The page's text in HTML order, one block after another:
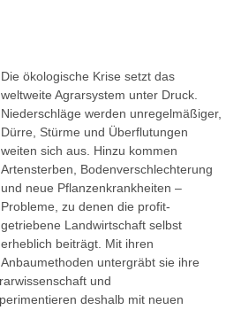
Die ökologische Krise setzt das
weltweite Agrarsystem unter Druck.
Niederschläge werden unregelmäßiger,
Dürre, Stürme und Überflutungen
weiten sich aus. Hinzu kommen
Artensterben, Bodenverschlechterung
und neue Pflanzenkrankheiten –
Probleme, zu denen die profit-
getriebene Landwirtschaft selbst
erheblich beiträgt. Mit ihren
Anbaumethoden untergräbt sie ihre
und
deshalb mit neuen